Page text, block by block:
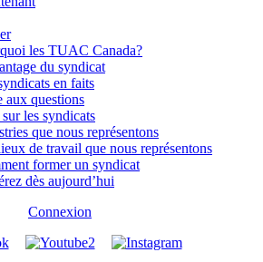
les TUAC Canada?
du syndicat
en faits
aux questions
les syndicats
que nous représentons
de travail que nous représentons
former un syndicat
dès aujourd’hui
Connexion